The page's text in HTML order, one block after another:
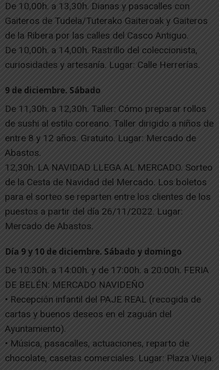
De 10,00h. a 13,30h. Dianas y pasacalles con
Gaiteros de Tudela/Tuterako Gaiteroak y Gaiteros
de la Ribera por las calles del Casco Antiguo.
De 10,00h. a 14,00h. Rastrillo del coleccionista,
curiosidades y artesanía. Lugar: Calle Herrerías.
9 de diciembre. Sábado
De 11,30h. a 12,30h. Taller: Cómo preparar rollos
de sushi al estilo coreano. Taller dirigido a niños de
entre 8 y 12 años. Gratuito. Lugar: Mercado de
Abastos.
12,30h. LA NAVIDAD LLEGA AL MERCADO. Sorteo
de la Cesta de Navidad del Mercado. Los boletos
para el sorteo se reparten entre los clientes de los
puestos a partir del día 26/11/2022. Lugar:
Mercado de Abastos.
Día 9 y 10 de diciembre. Sábado y domingo
De 10:30h. a 14:00h. y de 17:00h. a 20:00h. FERIA
DE BELÉN: MERCADO NAVIDEÑO
• Recepción infantil del PAJE REAL (recogida de
cartas y buenos deseos en el zaguán del
Ayuntamiento).
• Música, pasacalles, actuaciones, reparto de
chocolate, casetas comerciales. Lugar: Plaza Vieja.